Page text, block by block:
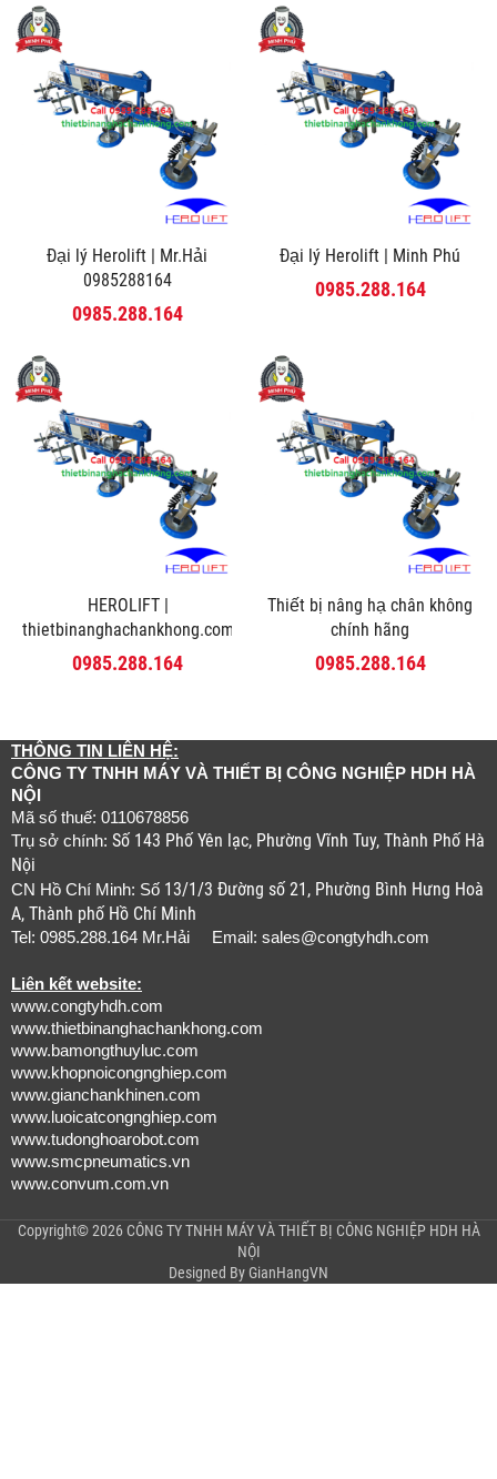
Đại lý Herolift | Mr.Hải
0985288164
0985.288.164
Đại lý Herolift | Minh Phú
0985.288.164
HEROLIFT |
thietbinanghachankhong.com
0985.288.164
Thiết bị nâng hạ chân không
chính hãng
0985.288.164
THÔNG TIN LIÊN HỆ:
CÔNG TY TNHH MÁY VÀ THIẾT BỊ CÔNG NGHIỆP HDH HÀ
NỘI
Mã số thuế: 0110678856
Trụ sở chính: Số 143 Phố Yên lạc, Phường Vĩnh Tuy, Thành Phố Hà
Nội
CN Hồ Chí Minh: Số 13/1/3 Đường số 21, Phường Bình Hưng Hoà
A, Thành phố Hồ Chí Minh
Tel: 0985.288.164 Mr.Hải Email: sales@congtyhdh.com
Liên kết website:
www.congtyhdh.com
www.thietbinanghachankhong.com
www.bamongthuyluc.com
www.khopnoicongnghiep.com
www.gianchankhinen.com
www.luoicatcongnghiep.com
www.tudonghoarobot.com
www.smcpneumatics.vn
www.convum.com.vn
Copyright© 2026 CÔNG TY TNHH MÁY VÀ THIẾT BỊ CÔNG NGHIỆP HDH HÀ
NỘI
Designed By GianHangVN